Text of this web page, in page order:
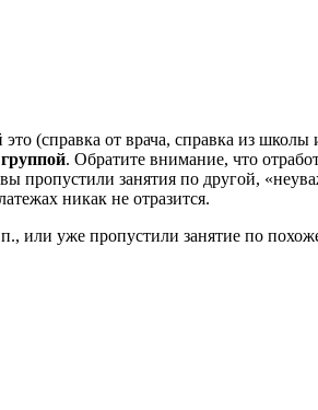
(справка от врача, справка из
. Обратите внимание, что
занятия по другой,
никак не отразится.
или уже пропустили занятие по